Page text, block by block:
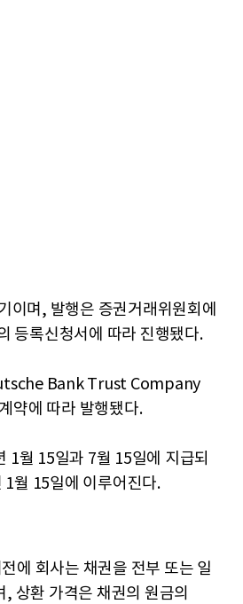
이며, 발행은 증권거래위원회에
등록신청서에 따라 진행됐다.
Bank Trust Company
약에 따라 발행됐다.
1월 15일과 7월 15일에 지급되
월 15일에 이루어진다.
에 회사는 채권을 전부 또는 일
상환 가격은 채권의 원금의